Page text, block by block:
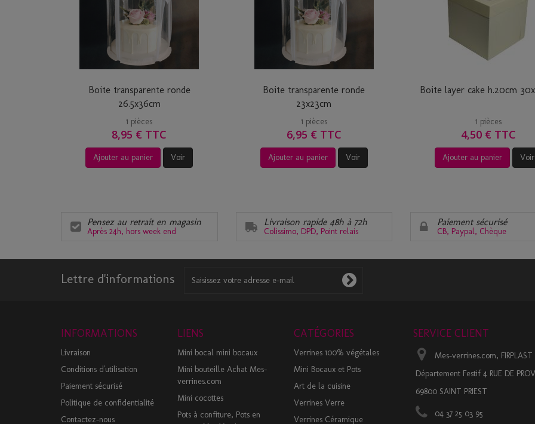
Boite transparente ronde
26.5x36cm
1 pièces
8,95 € TTC
Ajouter au panier Voir
Boite transparente ronde
23x23cm
1 pièces
6,95 € TTC
Ajouter au panier Voir
Boite layer cake h.20cm
1 pièces
4,50 € TTC
Ajouter au panier Voir
Pensez au retrait en magasin
Après 24h, hors week end
Livraison rapide 48h à 72h
Colissimo, DPD, Point relais
Paiement sécurisé
CB, Paypal, Chèque
Lettre d'informations
INFORMATIONS
Livraison
Conditions d'utilisation
Paiement sécurisé
Politique de confidentialité
Contactez-nous
LIENS
Mini bocal mini bocaux
Mini bouteille Achat Mes-
verrines.com
Mini cocottes
Pots à confiture, Pots en
CATÉGORIES
Verrines 100% végétales
Mini Bocaux et Pots
Art de la cuisine
Verrines Verre
Verrines Céramique
SERVICE CLIENT
Mes-verrines.com, FIRPLAST
Département Festif 4 RUE DE
69800 SAINT PRIEST
04 37 25 03 95